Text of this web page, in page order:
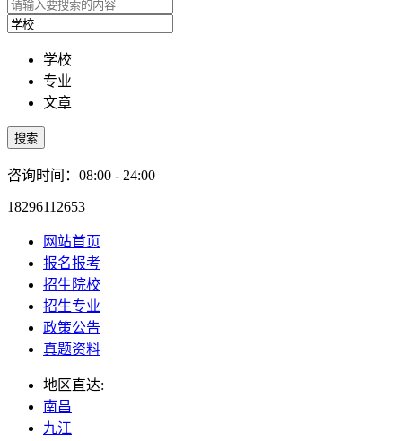
学校
专业
文章
搜索
咨询时间：08:00 - 24:00
18296112653
网站首页
报名报考
招生院校
招生专业
政策公告
真题资料
地区直达:
南昌
九江